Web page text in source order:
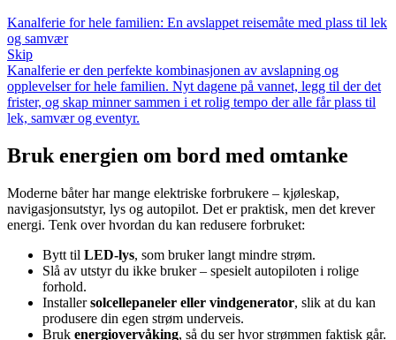
Kanalferie for hele familien: En avslappet reisemåte med plass til lek
og samvær
Skip
Kanalferie er den perfekte kombinasjonen av avslapning og
opplevelser for hele familien. Nyt dagene på vannet, legg til der det
frister, og skap minner sammen i et rolig tempo der alle får plass til
lek, samvær og eventyr.
Bruk energien om bord med omtanke
Moderne båter har mange elektriske forbrukere – kjøleskap,
navigasjonsutstyr, lys og autopilot. Det er praktisk, men det krever
energi. Tenk over hvordan du kan redusere forbruket:
Bytt til LED-lys, som bruker langt mindre strøm.
Slå av utstyr du ikke bruker – spesielt autopiloten i rolige
forhold.
Installersolcellepaneler eller vindgenerator, slik at du kan
produsere din egen strøm underveis.
Bruk energiovervåking, så du ser hvor strømmen faktisk går.